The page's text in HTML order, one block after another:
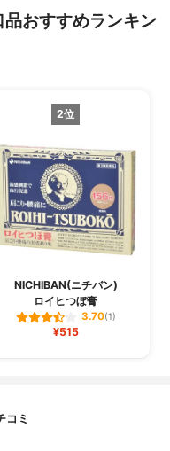
おすすめランキン
2位
NICHIBAN(ニチバン)
ロイヒつぼ膏
3.70(1)
¥515
コミ